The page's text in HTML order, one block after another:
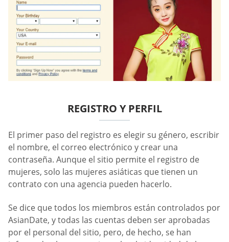
REGISTRO Y PERFIL
El primer paso del registro es elegir su género, escribir
el nombre, el correo electrónico y crear una
contraseña. Aunque el sitio permite el registro de
mujeres, solo las mujeres asiáticas que tienen un
contrato con una agencia pueden hacerlo.
Se dice que todos los miembros están controlados por
AsianDate, y todas las cuentas deben ser aprobadas
por el personal del sitio, pero, de hecho, se han